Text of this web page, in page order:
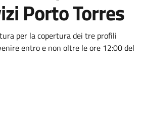
Porto Torres
notizia
per la copertura dei tre profili
entro e non oltre le ore 12:00 del